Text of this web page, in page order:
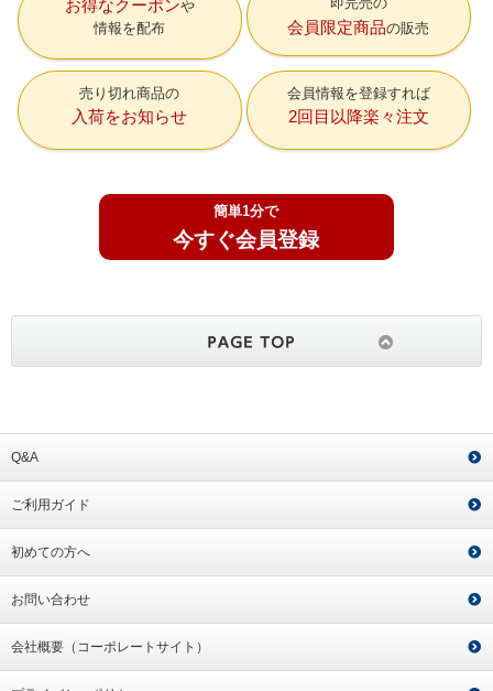
お得なクーポン
情報を配布 会員限定商品の販売
売り切れ商品の
入荷をお知らせ
会員情報を登録すれば
2回目以降楽々注文
簡単1分で
今すぐ会員登録
Q&A
ご利用ガイド
初めての方へ
お問い合わせ
会社概要（コーポレートサイト）